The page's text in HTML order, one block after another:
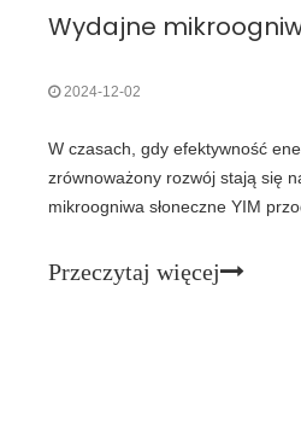
2024-12-02
W czasach, gdy efektywność
zrównoważony rozwój stają się
mikroogniwa słoneczne YIM
różnych gałęzi przemysłu,
Przeczytaj więcej